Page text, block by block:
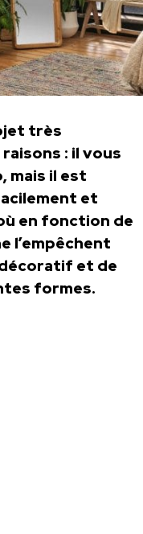
très
: il vous
mais il est
et
en fonction de
l’empêchent
et de
formes.